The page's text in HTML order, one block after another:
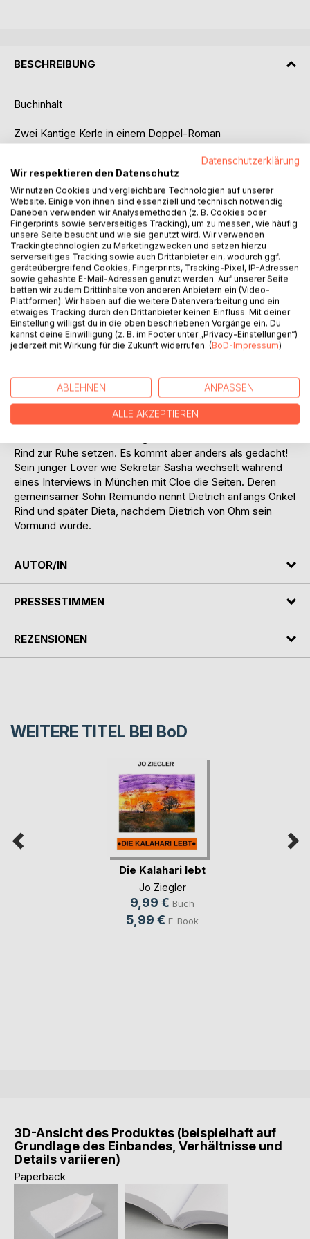
BESCHREIBUNG
Buchinhalt
Zwei Kantige Kerle in einem Doppel-Roman
Einem professionellen Haushüter, der feststellt, dass er im
Trophäenkeller nicht alleine ist und der nachfolgend
aufbricht in das Land seiner Träume, nach Namibia.
Sie möchten sorglos in den Urlaub fahren? Kein Problem!
Ich bin für Sie da! Der Rasen wird gemäht und der
Kühlschrank wird aufgefüllt. Sie kommen nach Hause und
Ihr Urlaub ist noch nicht zu Ende. Haushüter Klaus macht es
möglich. Holen Sie sich Klaus ins Haus!
Und
Mit Dietrich von Ohm.
Schein der Modewelt, der breit grinsend neben seinem
Adoptivsohn Reimundo in die Zukunft schaut.
Männer-Modeschöpfer Dietrich von Ohm möchte sich
Rind zur Ruhe setzen. Es kommt aber anders als gedacht!
Sein junger Lover wie Sekretär Sasha wechselt während
eines Interviews in München mit Cloe die Seiten. Deren
gemeinsamer Sohn Reimundo nennt Dietrich anfangs Onkel
Rind und später Dieta, nachdem Dietrich von Ohm sein
Vormund wurde.
AUTOR/IN
PRESSESTIMMEN
REZENSIONEN
WEITERE TITEL BEI BoD
Die Kalahari lebt
Jo Ziegler
9,99 € Buch
5,99 € E-Book
3D-Ansicht des Produktes (beispielhaft auf
Grundlage des Einbandes, Verhältnisse und
Details variieren)
Paperback
Datenschutzerklärung
Wir respektieren den Datenschutz
Wir nutzen Cookies und vergleichbare Technologien auf unserer
Website. Einige von ihnen sind essenziell und technisch notwendig.
Daneben verwenden wir Analysemethoden (z. B. Cookies oder
Fingerprints sowie serverseitiges Tracking), um zu messen, wie häufig
unsere Seite besucht und wie sie genutzt wird. Wir verwenden
Trackingtechnologien zu Marketingzwecken und setzen hierzu
serverseitiges Tracking sowie auch Drittanbieter ein, wodurch ggf.
geräteübergreifend Cookies, Fingerprints, Tracking-Pixel, IP-Adressen
sowie gehashte E-Mail-Adressen genutzt werden. Auf unserer Seite
betten wir zudem Drittinhalte von anderen Anbietern ein (Video-
Plattformen). Wir haben auf die weitere Datenverarbeitung und ein
etwaiges Tracking durch den Drittanbieter keinen Einfluss. Mit deiner
Einstellung willigst du in die oben beschriebenen Vorgänge ein. Du
kannst deine Einwilligung (z. B. im Footer unter „Privacy-Einstellungen“)
jederzeit mit Wirkung für die Zukunft widerrufen. (BoD-Impressum)
ABLEHNEN ANPASSEN
ALLE AKZEPTIEREN